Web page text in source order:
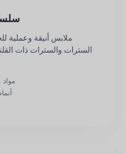
ملابس أنيقة وعملية
السترات والسترات ذات
-
•